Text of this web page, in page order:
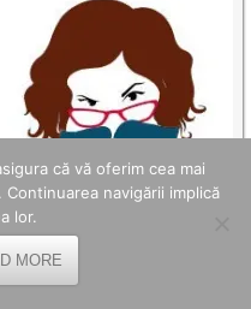
că vă oferim cea mai
navigării implică
lor.
MORE